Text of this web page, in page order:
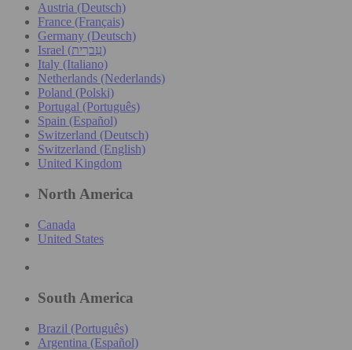
Austria (Deutsch)
France (Français)
Germany (Deutsch)
Israel (עִברִית)
Italy (Italiano)
Netherlands (Nederlands)
Poland (Polski)
Portugal (Português)
Spain (Español)
Switzerland (Deutsch)
Switzerland (English)
United Kingdom
North America
Canada
United States
South America
Brazil (Português)
Argentina (Español)